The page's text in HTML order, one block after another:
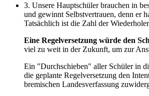
3. Unsere Hauptschüler brauchen in
und gewinnt Selbstvertrauen, denn er
Tatsächlich ist die Zahl der
Eine Regelversetzung würde den
viel zu weit in der Zukunft, um zur
Ein "Durchschieben" aller Schüler in
die geplante Regelversetzung den
bremischen Landesverfassung